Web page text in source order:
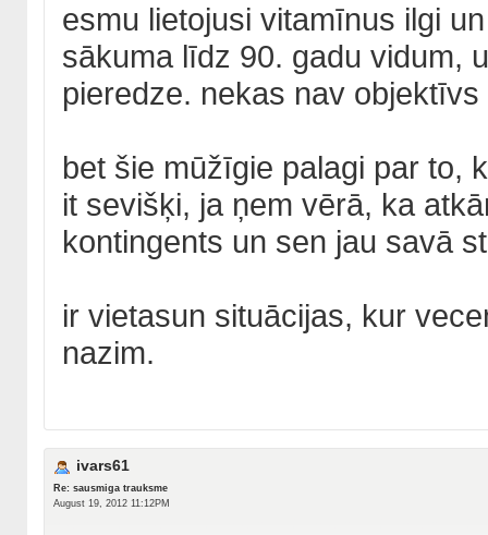
esmu lietojusi vitamīnus ilgi
sākuma līdz 90. gadu vidum,
pieredze. nekas nav
bet šie mūžīgie palagi par to,
it sevišķi, ja ņem vērā, ka
kontingents un sen jau savā
ir vietasun situācijas, kur
nazim.
ivars61
Re: sausmiga trauksme
August 19, 2012 11:12PM